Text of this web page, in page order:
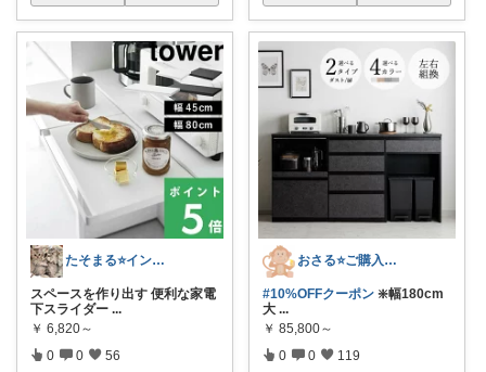
たそまる⭐️インテリア雑貨
スペースを作り出す 便利な家電
下スライダー ...
￥ 6,820～
0 0 56
おさる⭐ご購入感謝🐹
#10%OFFクーポン ❇️幅180cm
大 ...
￥ 85,800～
0 0 119